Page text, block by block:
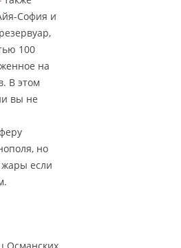
София и
100
на
В этом
вы не
но
жары если
Османских